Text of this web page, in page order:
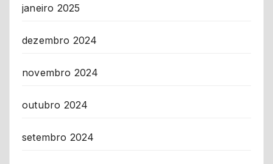
janeiro 2025
dezembro 2024
novembro 2024
outubro 2024
setembro 2024